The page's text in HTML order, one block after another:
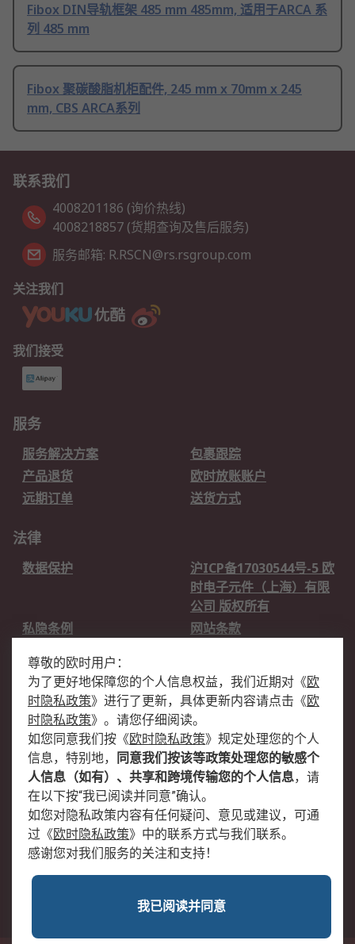
Fibox DIN导轨框架 485 mm 485mm, 适用于ARCA 系
列 485 mm
Fibox 聚碳酸脂机柜配件, 245 mm x 70mm x 245
mm, CBS ARCA系列
联系我们
4008201186 (询价热线)
4008218857 (货期查询及售后服务)
服务邮箱: R.RSCN@rs.rsgroup.com
关注我们
我们接受
服务
服务解决方案
包裹跟踪
产品退货
欧时放账账户
远期订单
送货方式
法律
数据保护
沪ICP备17030544号-5 欧
时电子元件（上海）有限
公司 版权所有
私隐条例
网站条款
关于欧时
欧时销售条款
账户和付款
企业集团
全球办事处
关于我们
新闻中心
加入我们
沪公网安备 31011502009054号
尊敬的欧时用户：
为了更好地保障您的个人信息权益，我们近期对 《欧
时隐私政策》 进行了更新，具体更新内容请点击 《欧
时隐私政策》 。请您仔细阅读。
如您同意我们按 《欧时隐私政策》 规定处理您的个人
信息，特别地，
同意我们按该等政策处理您的敏感个
人信息（如有）、共享和跨境传输您的个人信息，请
在以下按“我已阅读并同意”确认。
如您对隐私政策内容有任何疑问、意见或建议，可通
过 《欧时隐私政策》 中的联系方式与我们联系。
感谢您对我们服务的关注和支持！
我已阅读并同意